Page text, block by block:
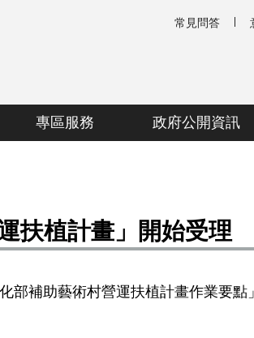
常見問答
專區服務 政府公開資訊
扶植計畫」開始受理
部補助藝術村營運扶植計畫作業要